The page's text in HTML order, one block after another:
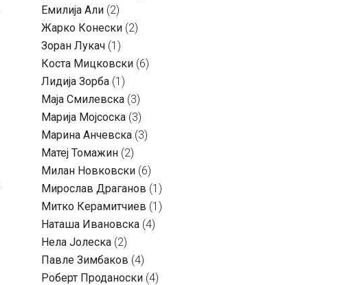
Емилија Али (2)
Жарко Конески (2)
Зоран Лукач (1)
Коста Мицковски (6)
Лидија Зорба (1)
Маја Смилевска (3)
Марија Мојсоска (3)
Марина Анчевска (3)
Матеј Томажин (2)
Милан Новковски (6)
Мирослав Драганов (1)
Митко Керамитчиев (1)
Наташа Ивановска (4)
Нела Јолеска (2)
Павле Зимбаков (4)
Роберт Проданоски (4)